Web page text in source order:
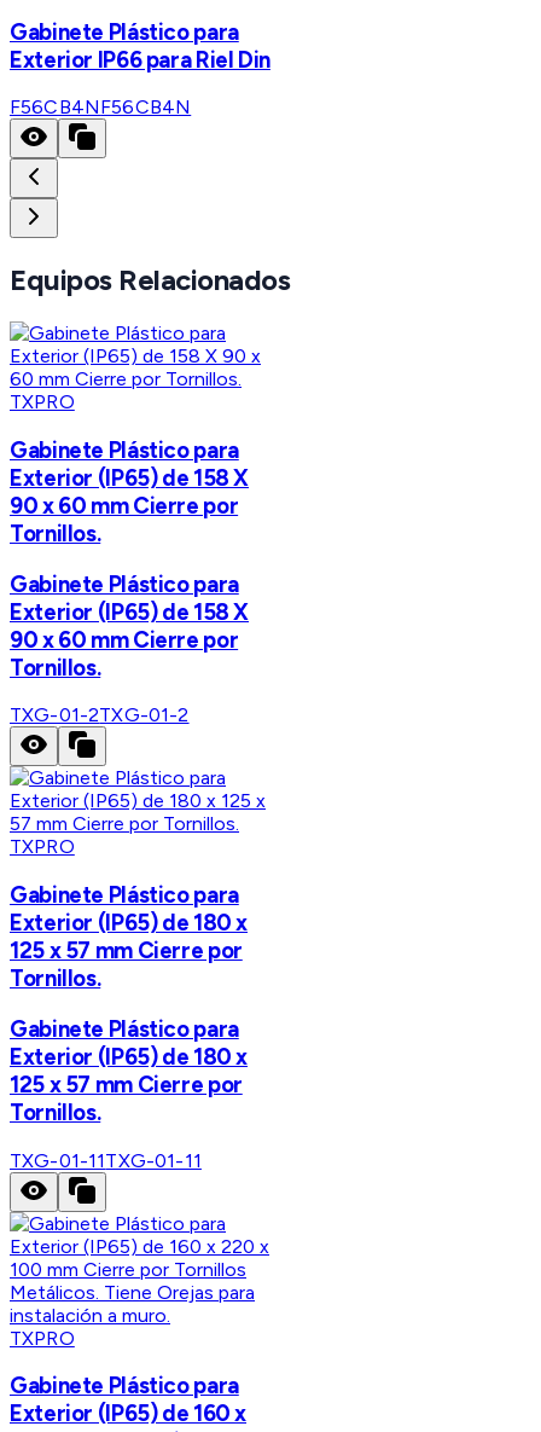
Gabinete Plástico para
Exterior IP66 para Riel Din
F56CB4NF56CB4N
Equipos Relacionados
TXPRO
Gabinete Plástico para
Exterior (IP65) de 158 X
90 x 60 mm Cierre por
Tornillos.
Gabinete Plástico para
Exterior (IP65) de 158 X
90 x 60 mm Cierre por
Tornillos.
TXG-01-2TXG-01-2
TXPRO
Gabinete Plástico para
Exterior (IP65) de 180 x
125 x 57 mm Cierre por
Tornillos.
Gabinete Plástico para
Exterior (IP65) de 180 x
125 x 57 mm Cierre por
Tornillos.
TXG-01-11TXG-01-11
TXPRO
Gabinete Plástico para
Exterior (IP65) de 160 x